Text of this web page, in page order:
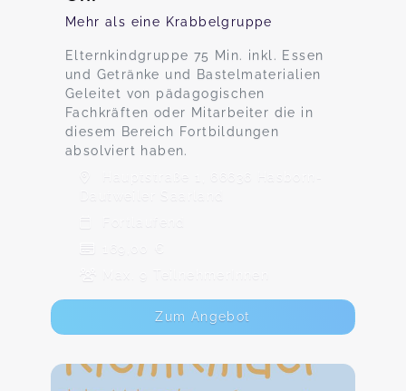
Mehr als eine Krabbelgruppe
Elternkindgruppe 75 Min. inkl. Essen
und Getränke und Bastelmaterialien
Geleitet von pädagogischen
Fachkräften oder Mitarbeiter die in
diesem Bereich Fortbildungen
absolviert haben.
Hauptstraße 1, 66636 Hasborn-
Dautweiler Saarland
Fortlaufend
169,00 €
Max. 9 TeilnehmerInnen
Zum Angebot